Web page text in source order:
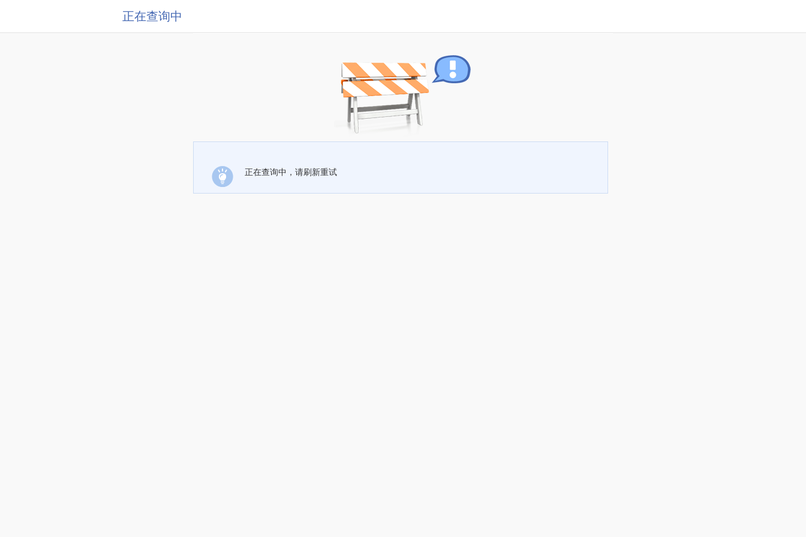
正在查询中
正在查询中，请刷新重试